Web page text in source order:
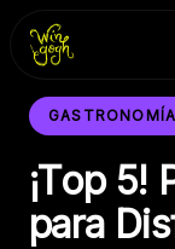
Inicio
Blog
Contacto
GASTRONOMÍA
¡Top 5!
para